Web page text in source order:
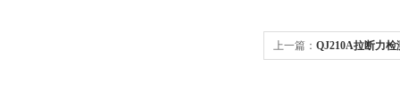
上一篇： QJ210A拉断力检